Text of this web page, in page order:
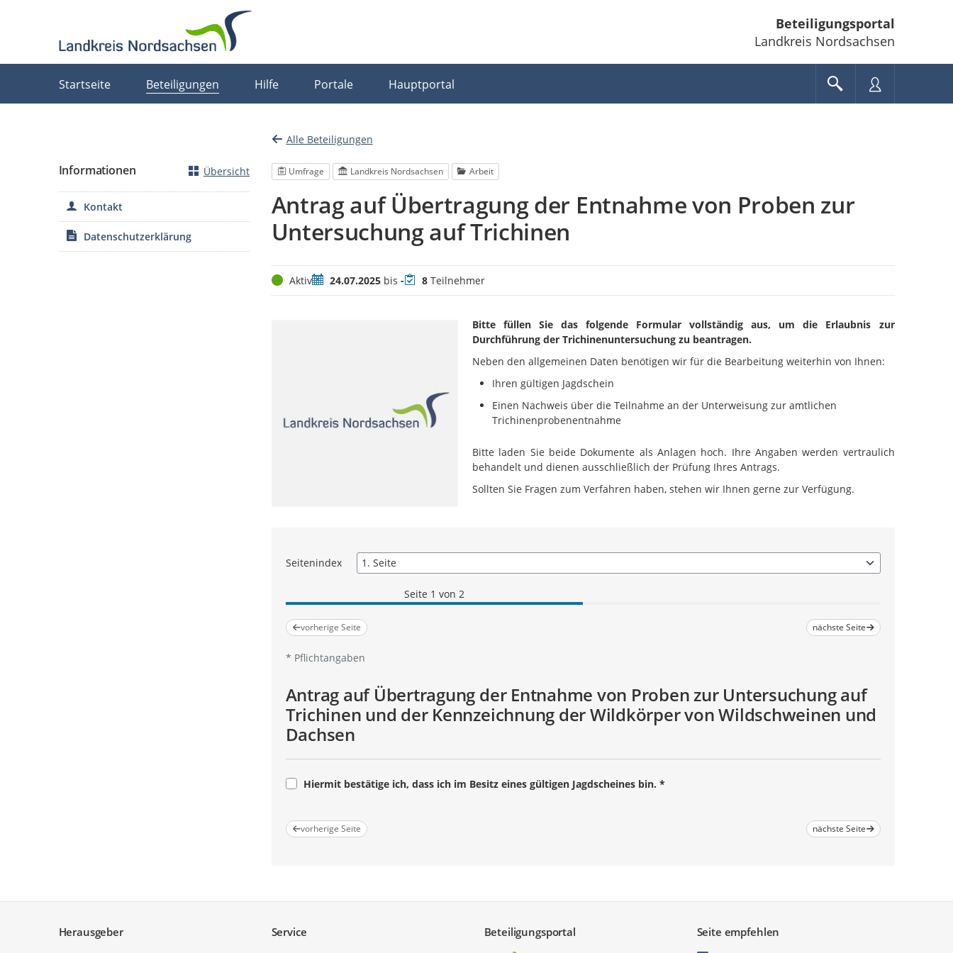
Beteiligungsportal
Landkreis Nordsachsen
Startseite Beteiligungen Hilfe Portale Hauptportal
Alle Beteiligungen
Umfrage Landkreis Nordsachsen Arbeit
Antrag auf Übertragung der Entnahme von Proben zur
Untersuchung auf Trichinen
StatusAktivZeitraum
24.07.2025bis -Teilnehmer
8Teilnehmer
Bitte füllen Sie das folgende Formular vollständig aus, um die Erlaubnis zur
Durchführung der Trichinenuntersuchung zu beantragen.
Neben den allgemeinen Daten benötigen wir für die Bearbeitung weiterhin von Ihnen:
Ihren gültigen Jagdschein
Einen Nachweis über die Teilnahme an der Unterweisung zur amtlichen
Trichinenprobenentnahme
Bitte laden Sie beide Dokumente als Anlagen hoch. Ihre Angaben werden vertraulich
behandelt und dienen ausschließlich der Prüfung Ihres Antrags.
Sollten Sie Fragen zum Verfahren haben, stehen wir Ihnen gerne zur Verfügung.
Seitenindex
Seite 1 von 2
vorherige Seite nächste Seite
* Pflichtangaben
Antrag auf Übertragung der Entnahme von Proben zur Untersuchung auf
Trichinen und der Kennzeichnung der Wildkörper von Wildschweinen und
Dachsen
Hiermit bestätige ich, dass ich im Besitz eines gültigen Jagdscheines bin. *
vorherige Seite nächste Seite
Informationen Übersicht
Kontakt
Datenschutzerklärung
Herausgeber Service Beteiligungsportal Seite empfehlen